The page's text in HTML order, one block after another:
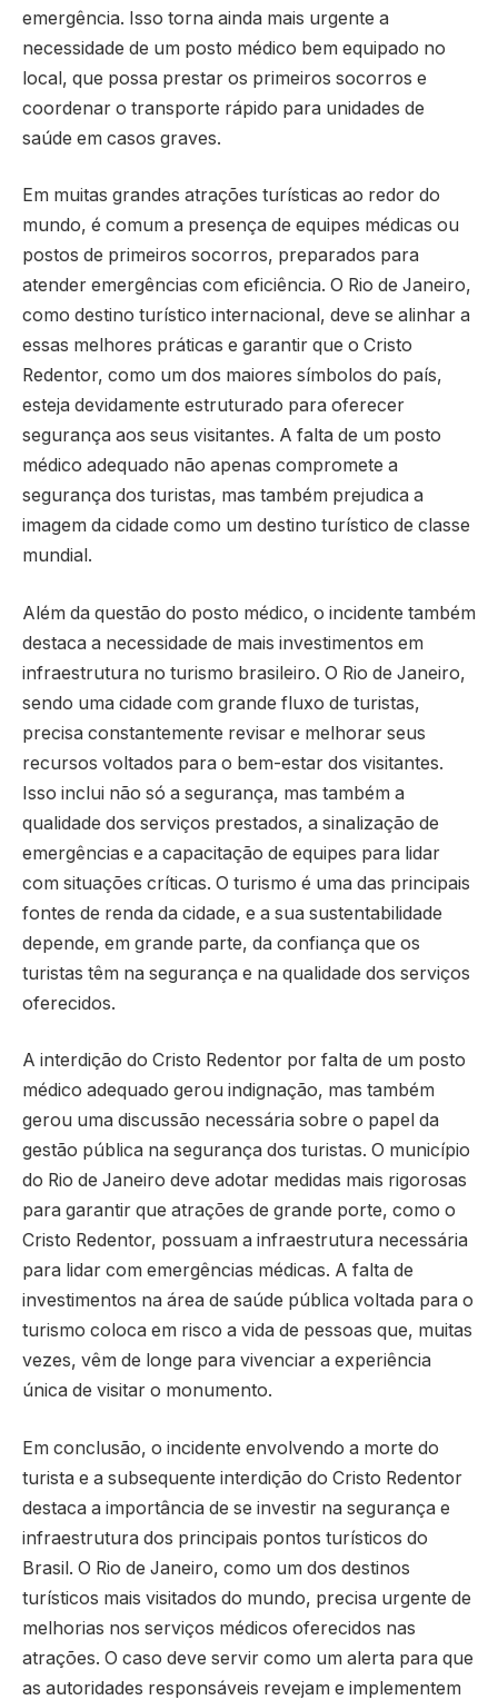
emergência. Isso torna ainda mais urgente a
necessidade de um posto médico bem equipado no
local, que possa prestar os primeiros socorros e
coordenar o transporte rápido para unidades de
saúde em casos graves.
Em muitas grandes atrações turísticas ao redor do
mundo, é comum a presença de equipes médicas ou
postos de primeiros socorros, preparados para
atender emergências com eficiência. O Rio de Janeiro,
como destino turístico internacional, deve se alinhar a
essas melhores práticas e garantir que o Cristo
Redentor, como um dos maiores símbolos do país,
esteja devidamente estruturado para oferecer
segurança aos seus visitantes. A falta de um posto
médico adequado não apenas compromete a
segurança dos turistas, mas também prejudica a
imagem da cidade como um destino turístico de classe
mundial.
Além da questão do posto médico, o incidente também
destaca a necessidade de mais investimentos em
infraestrutura no turismo brasileiro. O Rio de Janeiro,
sendo uma cidade com grande fluxo de turistas,
precisa constantemente revisar e melhorar seus
recursos voltados para o bem-estar dos visitantes.
Isso inclui não só a segurança, mas também a
qualidade dos serviços prestados, a sinalização de
emergências e a capacitação de equipes para lidar
com situações críticas. O turismo é uma das principais
fontes de renda da cidade, e a sua sustentabilidade
depende, em grande parte, da confiança que os
turistas têm na segurança e na qualidade dos serviços
oferecidos.
A interdição do Cristo Redentor por falta de um posto
médico adequado gerou indignação, mas também
gerou uma discussão necessária sobre o papel da
gestão pública na segurança dos turistas. O município
do Rio de Janeiro deve adotar medidas mais rigorosas
para garantir que atrações de grande porte, como o
Cristo Redentor, possuam a infraestrutura necessária
para lidar com emergências médicas. A falta de
investimentos na área de saúde pública voltada para o
turismo coloca em risco a vida de pessoas que, muitas
vezes, vêm de longe para vivenciar a experiência
única de visitar o monumento.
Em conclusão, o incidente envolvendo a morte do
turista e a subsequente interdição do Cristo Redentor
destaca a importância de se investir na segurança e
infraestrutura dos principais pontos turísticos do
Brasil. O Rio de Janeiro, como um dos destinos
turísticos mais visitados do mundo, precisa urgente de
melhorias nos serviços médicos oferecidos nas
atrações. O caso deve servir como um alerta para que
as autoridades responsáveis revejam e implementem